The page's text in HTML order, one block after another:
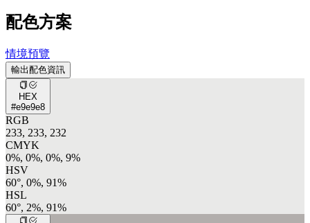
配色方案
情境預覽
輸出配色資訊
HEX
#e9e9e8
RGB
233, 233, 232
CMYK
0%, 0%, 0%, 9%
HSV
60°, 0%, 91%
HSL
60°, 2%, 91%